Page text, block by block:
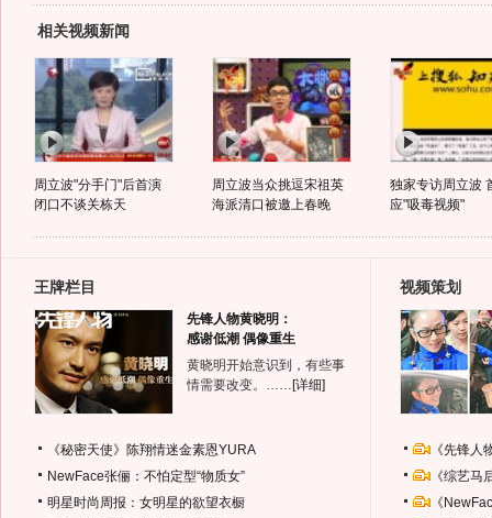
相关视频新闻
周立波"分手门"后首演
闭口不谈关栋天
周立波当众挑逗宋祖英
海派清口被邀上春晚
独家专访周立波
应"吸毒视频"
王牌栏目
先锋人物黄晓明：
感谢低潮 偶像重生
黄晓明开始意识到，有些事
情需要改变。…… [详细]
《秘密天使》陈翔情迷金素恩YURA
NewFace张俪：不怕定型“物质女”
明星时尚周报：女明星的欲望衣橱
视频策划
《先锋
《综艺
《